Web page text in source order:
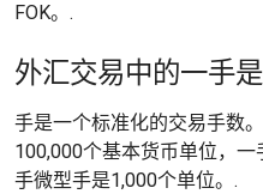
FOK。.
外汇交易中的一手是
手是一个标准化的交易手数
100,000个基本货币单位，
手微型手是1,000个单位。.